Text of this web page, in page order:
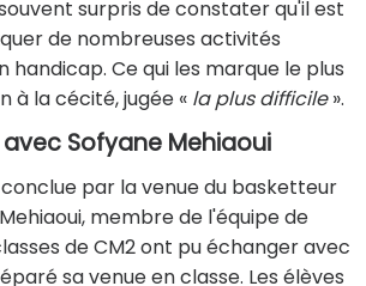
surpris de constater qu'il est
de nombreuses activités
handicap. Ce qui les marque le plus
à la cécité, jugée « la plus difficile».
Sofyane Mehiaoui
par la venue du basketteur
membre de l'équipe de
de CM2 ont pu échanger avec
sa venue en classe. Les élèves